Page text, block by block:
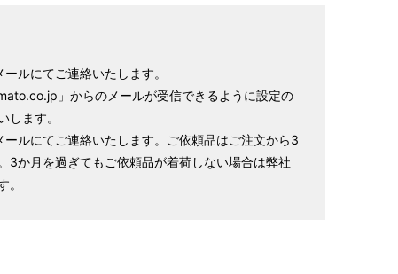
ルにてご連絡いたします。
」からのメールが受信できるように設定の
します。
ルにてご連絡いたします。ご依頼品はご注文から3
3か月を過ぎてもご依頼品が着荷しない場合は弊社
。